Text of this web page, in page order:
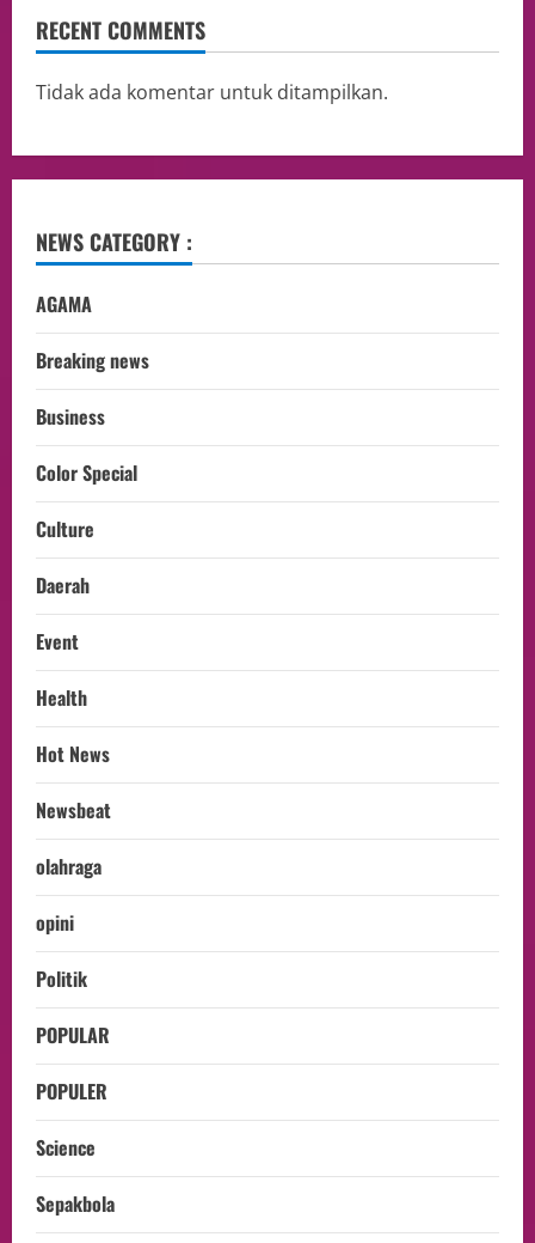
RECENT COMMENTS
Tidak ada komentar untuk ditampilkan.
NEWS CATEGORY :
AGAMA
Breaking news
Business
Color Special
Culture
Daerah
Event
Health
Hot News
Newsbeat
olahraga
opini
Politik
POPULAR
POPULER
Science
Sepakbola